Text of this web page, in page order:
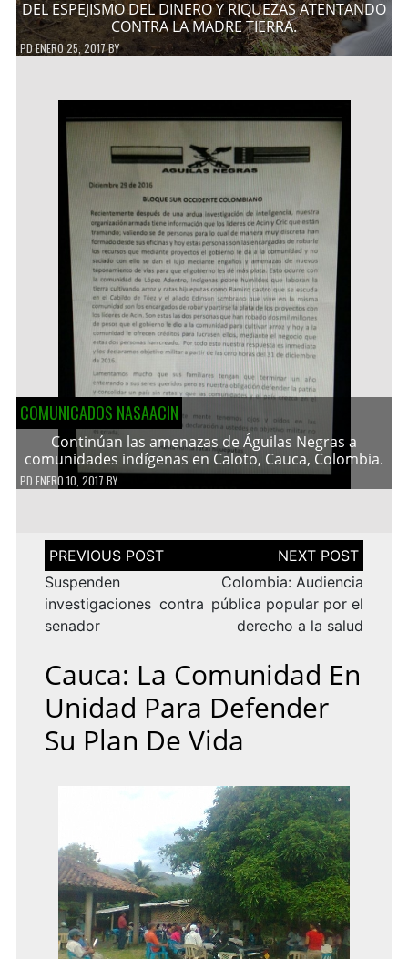
DEL ESPEJISMO DEL DINERO Y RIQUEZAS ATENTANDO
CONTRA LA MADRE TIERRA.
PDENERO 25, 2017BY
COMUNICADOS NASAACIN
Continúan las amenazas de Águilas Negras a
comunidades indígenas en Caloto, Cauca, Colombia.
PD ENERO 10, 2017 BY
Navegación
de
entradas
Suspenden
investigaciones contra
senador
Colombia: Audiencia
pública popular por el
derecho a la salud
Cauca: La Comunidad En
Unidad Para Defender
Su Plan De Vida